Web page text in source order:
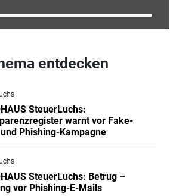
entdecken
SteuerLuchs:
warnt vor Fake-
Phishing-Kampagne
SteuerLuchs: Betrug –
vor Phishing-E-Mails